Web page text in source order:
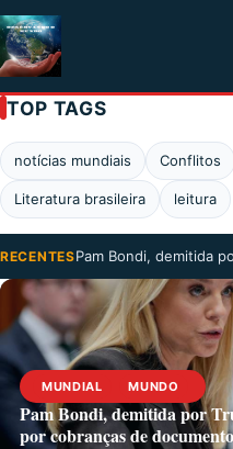
TOP TAGS
notícias mundiais Conflitos
Literatura brasileira leitura
RECENTESPam Bondi, demitida
MUNDIAL MUNDO
Pam Bondi, demitida por
por cobranças de